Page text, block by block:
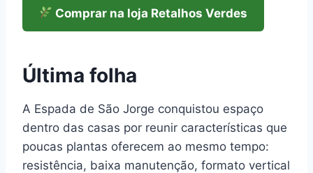
Comprar na loja Retalhos Verdes
Última folha
A Espada de São Jorge conquistou espaço
dentro das casas por reunir características que
poucas plantas oferecem ao mesmo tempo:
resistência, baixa manutenção, formato vertical